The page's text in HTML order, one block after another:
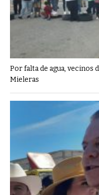
Por falta de agua, vecinos
Mieleras